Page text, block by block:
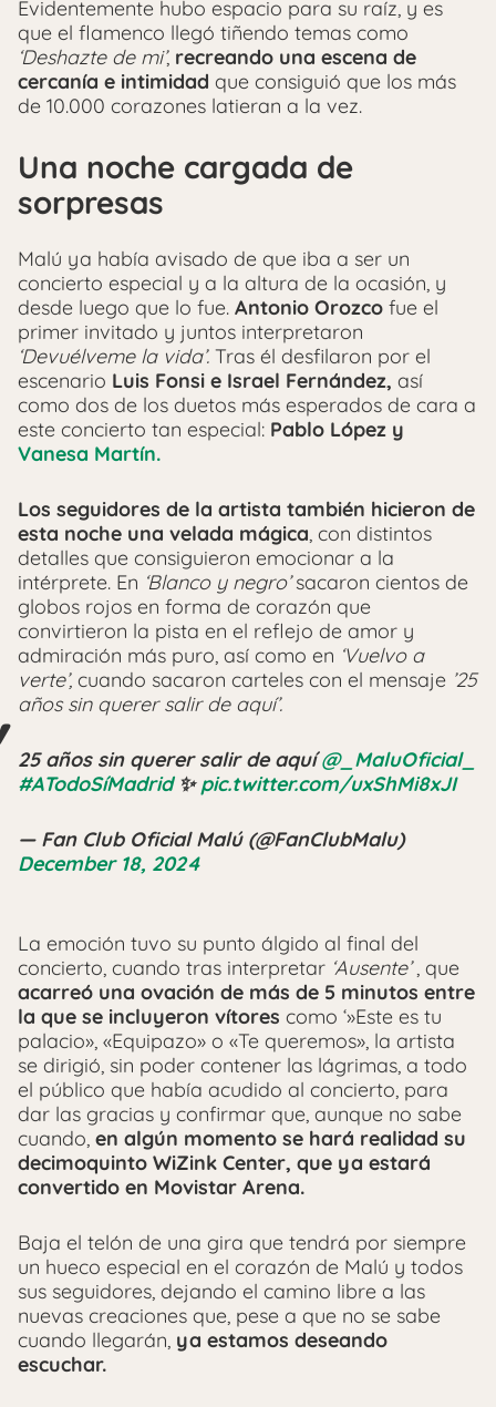
Evidentemente hubo espacio para su raíz, y es
que el flamenco llegó tiñendo temas como
‘Deshazte de mi’, recreando una escena de
cercanía e intimidad que consiguió que los más
de 10.000 corazones latieran a la vez.
Una noche cargada de
sorpresas
Malú ya había avisado de que iba a ser un
concierto especial y a la altura de la ocasión, y
desde luego que lo fue. Antonio Orozco fue el
primer invitado y juntos interpretaron
‘Devuélveme la vida’. Tras él desfilaron por el
escenario Luis Fonsi e Israel Fernández, así
como dos de los duetos más esperados de cara a
este concierto tan especial: Pablo López y
Vanesa Martín.
Los seguidores de la artista también hicieron de
esta noche una velada mágica, con distintos
detalles que consiguieron emocionar a la
intérprete. En ‘Blanco y negro’sacaron cientos de
globos rojos en forma de corazón que
convirtieron la pista en el reflejo de amor y
admiración más puro, así como en ‘Vuelvo a
verte’, cuando sacaron carteles con el mensaje ’25
años sin querer salir de aquí’.
25 años sin querer salir de aquí@_MaluOficial_
#ATodoSíMadrid✨pic.twitter.com/uxShMi8xJI
— Fan Club Oficial Malú (@FanClubMalu)
December 18, 2024
La emoción tuvo su punto álgido al final del
concierto, cuando tras interpretar ‘Ausente’, que
acarreó una ovación de más de 5 minutos entre
la que se incluyeron vítores como ‘»Este es tu
palacio», «Equipazo» o «Te queremos», la artista
se dirigió, sin poder contener las lágrimas, a todo
el público que había acudido al concierto, para
dar las gracias y confirmar que, aunque no sabe
cuando, en algún momento se hará realidad su
decimoquinto WiZink Center, que ya estará
convertido en Movistar Arena.
Baja el telón de una gira que tendrá por siempre
un hueco especial en el corazón de Malú y todos
sus seguidores, dejando el camino libre a las
nuevas creaciones que, pese a que no se sabe
cuando llegarán, ya estamos deseando
escuchar.